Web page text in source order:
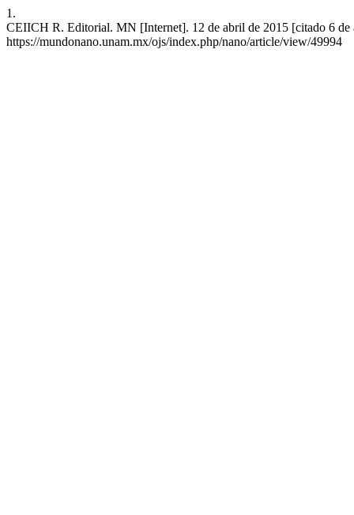
1.
CEIICH R. Editorial. MN [Internet]. 12 de abril de 2015 [citado 6 de
https://mundonano.unam.mx/ojs/index.php/nano/article/view/49994